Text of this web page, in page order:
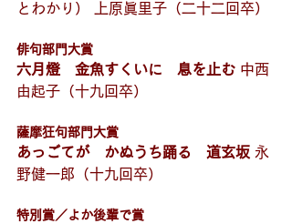
とわかり） 上原眞里子（二十二回卒）
俳句部門大賞
六月燈　金魚すくいに　息を止む 中西
由起子（十九回卒）
薩摩狂句部門大賞
あっごてが　かぬうち踊る　道玄坂 永
野健一郎（十九回卒）
特別賞／よか後輩で賞